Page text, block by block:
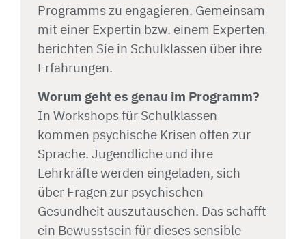
Programms zu engagieren. Gemeinsam
mit einer Expertin bzw. einem Experten
berichten Sie in Schulklassen über ihre
Erfahrungen.
Worum geht es genau im Programm?
In Workshops für Schulklassen
kommen psychische Krisen offen zur
Sprache. Jugendliche und ihre
Lehrkräfte werden eingeladen, sich
über Fragen zur psychischen
Gesundheit auszutauschen. Das schafft
ein Bewusstsein für dieses sensible